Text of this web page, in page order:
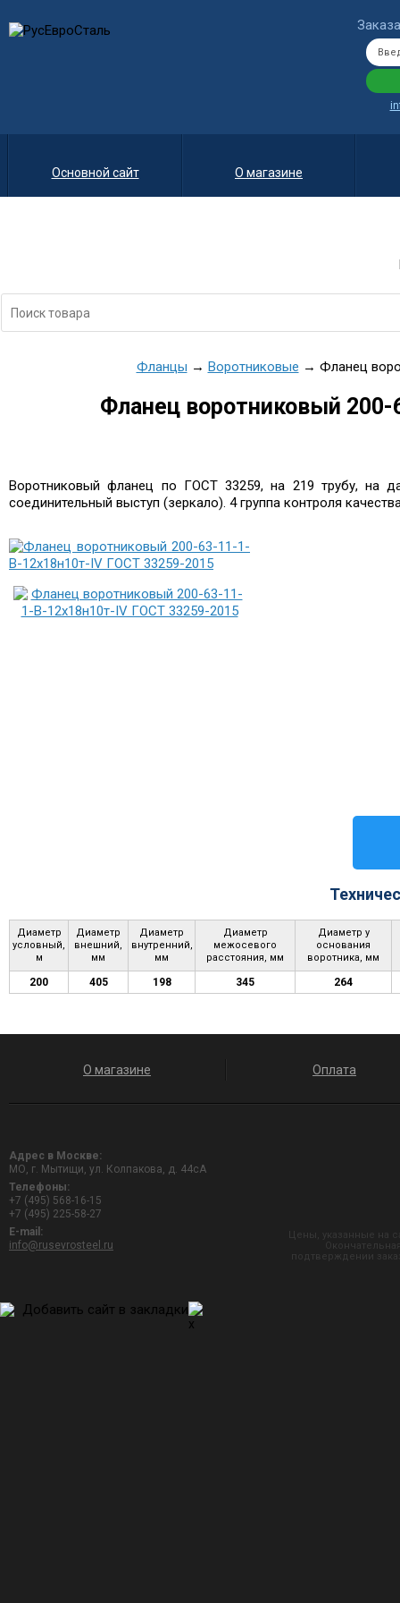
Основной сайт О магазине
Фланцы → Воротниковые → Фланец
Фланец воротниковый
Воротниковый фланец по ГОСТ 33259, на 219 трубу, на
соединительный выступ (зеркало). 4 группа контроля
Диаметр
условный,
м
Диаметр
внешний,
мм
Диаметр
внутренний,
мм
Диаметр
межосевого
расстояния, мм
Диаметр у
основания
воротника, мм
200 405 198 345 264
О магазине Оплата
Адрес в Москве:
МО, г. Мытищи, ул. Колпакова, д. 44сА
Телефоны:
+7 (495) 568-16-15
+7 (495) 225-58-27
E-mail:
info@rusevrosteel.ru
Цены, указанные на
подтверждении
Добавить сайт в закладки